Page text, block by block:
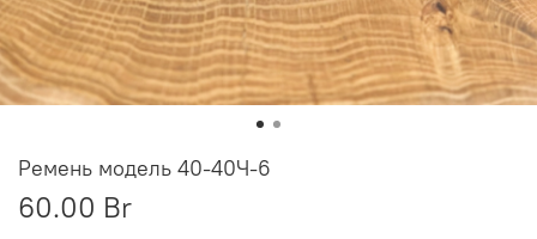
Ремень модель 40-40Ч-6
60.00 Br